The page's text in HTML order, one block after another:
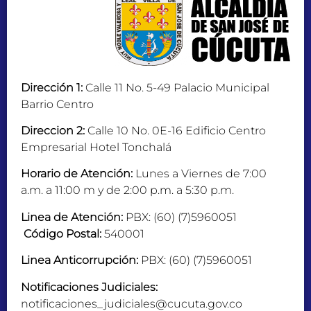
Dirección 1: Calle 11 No. 5-49 Palacio Municipal
Barrio Centro
Direccion 2: Calle 10 No. 0E-16 Edificio Centro
Empresarial Hotel Tonchalá
Horario de Atención: Lunes a Viernes de 7:00
a.m. a 11:00 m y de 2:00 p.m. a 5:30 p.m.
Linea de Atención: PBX: (60) (7)5960051
Código Postal: 540001
Linea Anticorrupción: PBX: (60) (7)5960051
Notificaciones Judiciales:
notificaciones_judiciales@cucuta.gov.co